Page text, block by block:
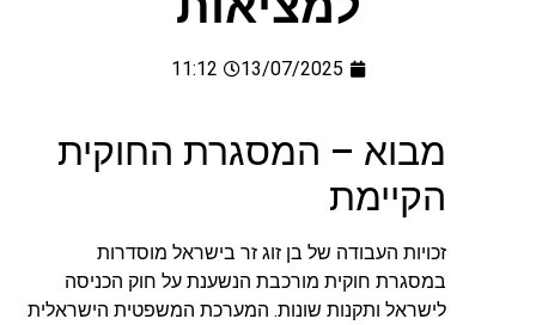
13/07/2025
11:12
מבוא – המסגרת החוקית
הקיימת
זכויות העבודה של בן זוג זר בישראל מוסדרות
במסגרת חוקית מורכבת הנשענת על חוק הכניסה
לישראל ותקנות שונות. המערכת המשפטית הישראלית